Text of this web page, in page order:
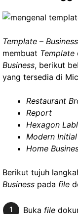
Template – Business
membuat Template
Business, berikut
yang tersedia di
Restaurant
Report
Hexagon
Modern
Home
Berikut tujuh
Business pada file
Buka file